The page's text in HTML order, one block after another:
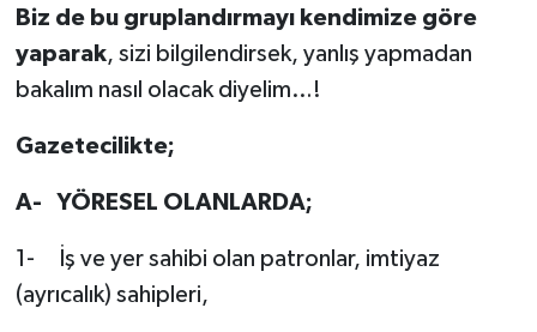
Biz de bu gruplandırmayı kendimize göre
yaparak, sizi bilgilendirsek, yanlış yapmadan
bakalım nasıl olacak diyelim…!
Gazetecilikte;
A- YÖRESEL OLANLARDA;
1- İş ve yer sahibi olan patronlar, imtiyaz
(ayrıcalık) sahipleri,